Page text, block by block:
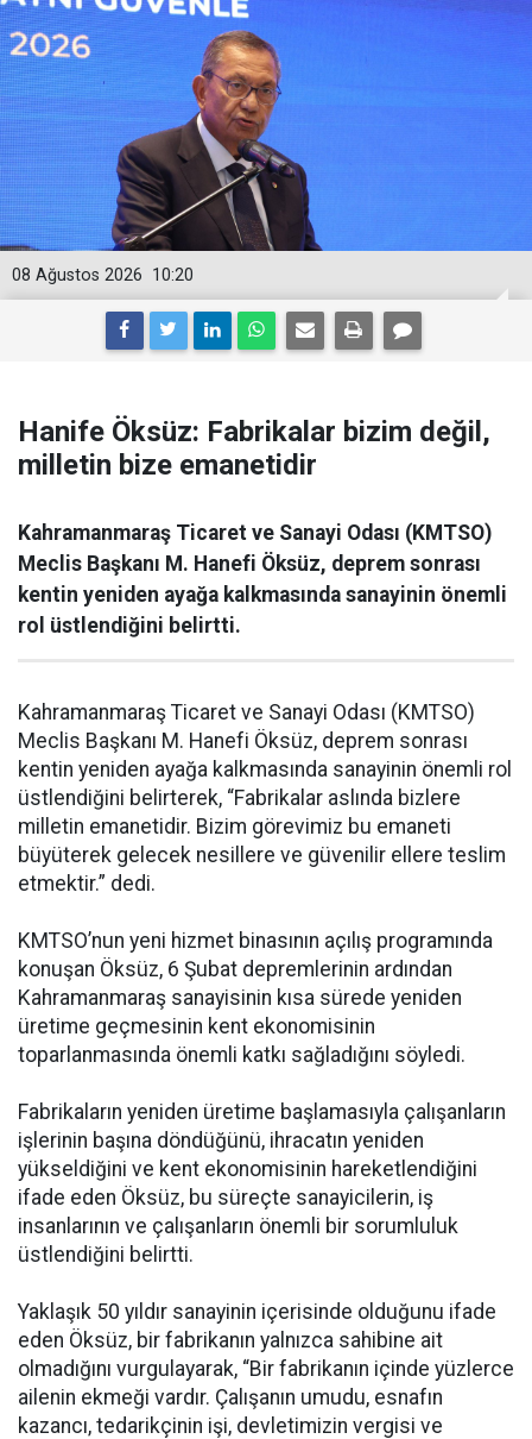
10:20
08 Ağustos 2026
Hanife Öksüz: Fabrikalar bizim değil,
milletin bize emanetidir
Kahramanmaraş Ticaret ve Sanayi Odası (KMTSO)
Meclis Başkanı M. Hanefi Öksüz, deprem sonrası
kentin yeniden ayağa kalkmasında sanayinin önemli
rol üstlendiğini belirtti.
Kahramanmaraş Ticaret ve Sanayi Odası (KMTSO)
Meclis Başkanı M. Hanefi Öksüz, deprem sonrası
kentin yeniden ayağa kalkmasında sanayinin önemli rol
üstlendiğini belirterek, “Fabrikalar aslında bizlere
milletin emanetidir. Bizim görevimiz bu emaneti
büyüterek gelecek nesillere ve güvenilir ellere teslim
etmektir.” dedi.
KMTSO’nun yeni hizmet binasının açılış programında
konuşan Öksüz, 6 Şubat depremlerinin ardından
Kahramanmaraş sanayisinin kısa sürede yeniden
üretime geçmesinin kent ekonomisinin
toparlanmasında önemli katkı sağladığını söyledi.
Fabrikaların yeniden üretime başlamasıyla çalışanların
işlerinin başına döndüğünü, ihracatın yeniden
yükseldiğini ve kent ekonomisinin hareketlendiğini
ifade eden Öksüz, bu süreçte sanayicilerin, iş
insanlarının ve çalışanların önemli bir sorumluluk
üstlendiğini belirtti.
Yaklaşık 50 yıldır sanayinin içerisinde olduğunu ifade
eden Öksüz, bir fabrikanın yalnızca sahibine ait
olmadığını vurgulayarak, “Bir fabrikanın içinde yüzlerce
ailenin ekmeği vardır. Çalışanın umudu, esnafın
kazancı, tedarikçinin işi, devletimizin vergisi ve